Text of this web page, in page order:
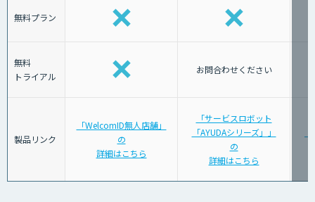
無料プラン
無料
トライアル
お問合わせください
製品リンク
「WelcomID無人店舗」
の
詳細はこちら
「サービスロボット
「AYUDAシリーズ」」
の
詳細はこちら